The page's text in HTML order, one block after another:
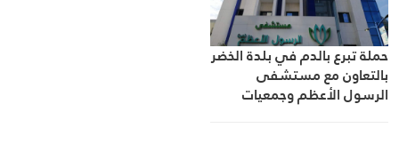
حملة تبرع بالدم في بلدة الخضر
بالتعاون مع مستشفى
الرسول الأعظم وجمعيات